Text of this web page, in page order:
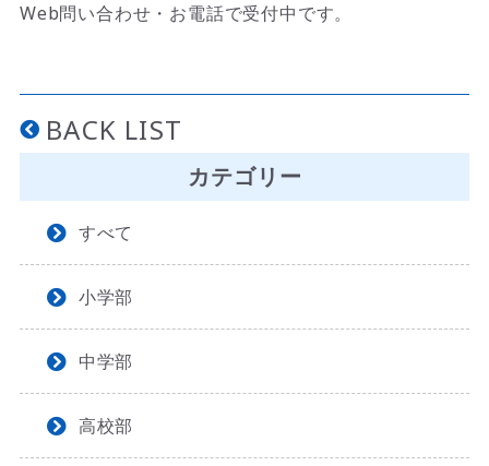
カテゴリー
すべて
小学部
中学部
高校部
Web問い合わせ・お電話で受付中です。
BACK LIST